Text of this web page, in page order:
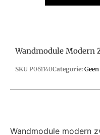
Wandmodule Modern
SKU P061140Categorie:
Wandmodule modern